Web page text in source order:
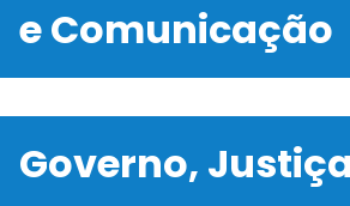
e Comunicação
Governo,